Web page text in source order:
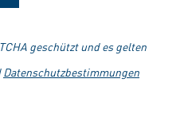
geschützt und es gelten
Datenschutzbestimmungen